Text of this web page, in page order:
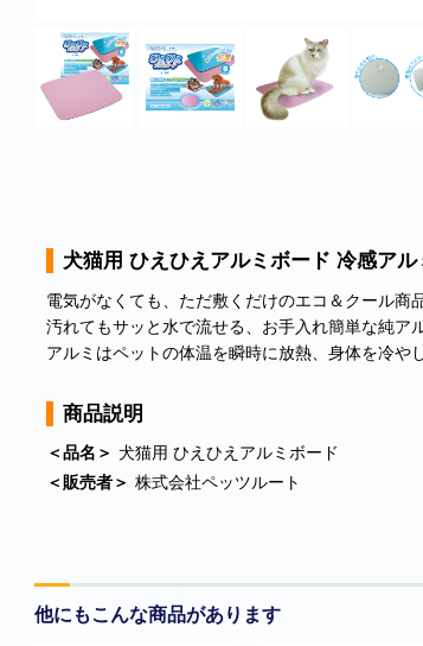
犬猫用 ひえひえアルミボード 冷感ア
電気がなくても、ただ敷くだけのエコ＆クール商品
汚れてもサッと水で流せる、お手入れ簡単な純ア
アルミはペットの体温を瞬時に放熱、身体を冷や
商品説明
＜品名＞ 犬猫用 ひえひえアルミボード
＜販売者＞ 株式会社ペッツルート
他にもこんな商品があります